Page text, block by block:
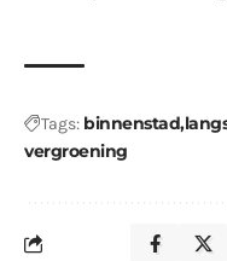
Tags: binnenstad
vergroening